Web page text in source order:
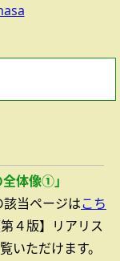
体像①」
当ページはこち
４版】リアリス
ただけます。